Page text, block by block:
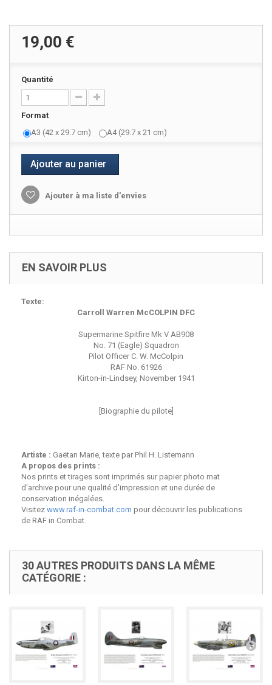
19,00 €
Quantité
Format
A3 (42 x 29.7 cm)
A4 (29.7 x 21 cm)
Ajouter au panier
Ajouter à ma liste d'envies
EN SAVOIR PLUS
Texte:
Carroll Warren McCOLPIN DFC
Supermarine Spitfire Mk V AB908
No. 71 (Eagle) Squadron
Pilot Officer C. W. McColpin
RAF No. 61926
Kirton-in-Lindsey, November 1941
[Biographie du pilote]
Artiste : Gaëtan Marie, texte par Phil H. Listemann
A propos des prints :
Nos prints et tirages sont imprimés sur papier photo mat
d'archive pour une qualité d'impression et une durée de
conservation inégalées.
Visitez www.raf-in-combat.com pour découvrir les publications
de RAF in Combat.
30 AUTRES PRODUITS DANS LA MÊME
CATÉGORIE :